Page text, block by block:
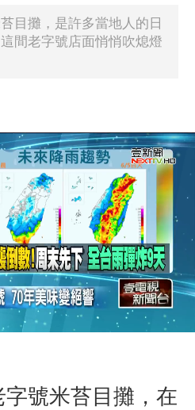
目攤，是許多當地人的日
間老字號店面悄悄吹熄燈
號米苔目攤，在